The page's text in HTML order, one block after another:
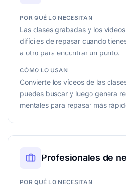
POR QUÉ LO NECESITAN
Las clases grabadas y los
difíciles de repasar cuando
a otro para encontrar un punto.
CÓMO LO USAN
Convierte los vídeos de las
puedes buscar y luego genera
mentales para repasar más
Profesionales de
POR QUÉ LO NECESITAN